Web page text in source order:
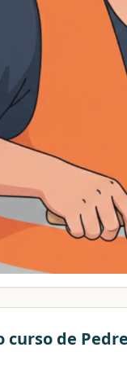
curso de